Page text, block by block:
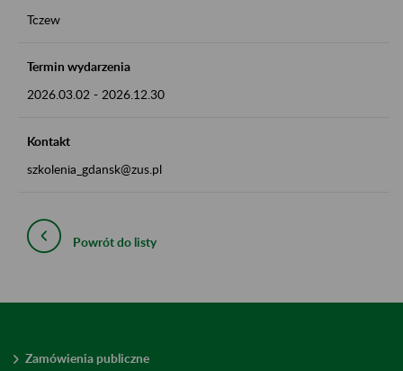
Tczew
Termin wydarzenia
2026.03.02 - 2026.12.30
Kontakt
szkolenia_gdansk@zus.pl
Powrót do listy
Zamówienia publiczne